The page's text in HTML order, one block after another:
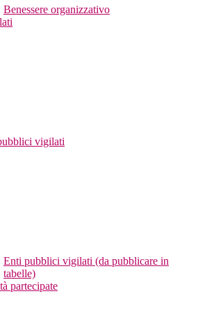
Benessere organizzativo
vigilati
Enti pubblici vigilati (da pubblicare in
tabelle)
partecipate